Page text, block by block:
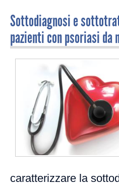
Sottodiagnosi e
pazienti con psoriasi da
caratterizzare la